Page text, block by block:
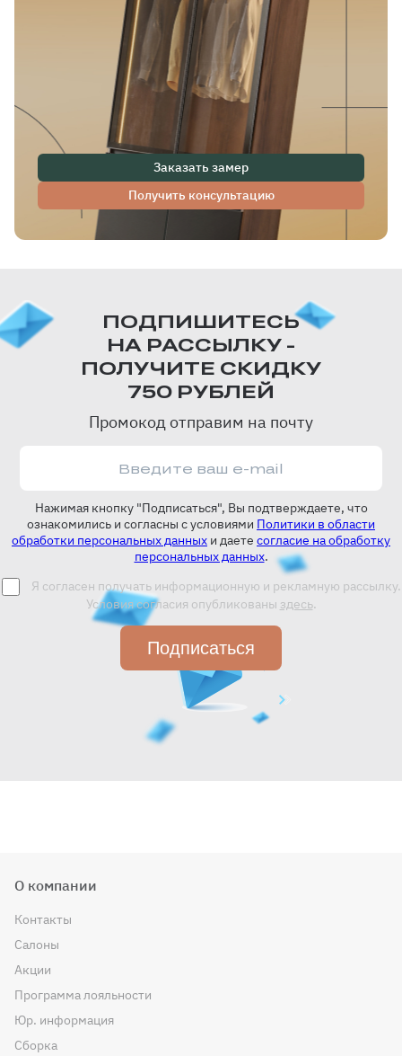
Заказать замер
Получить консультацию
ПОДПИШИТЕСЬ
НА РАССЫЛКУ -
ПОЛУЧИТЕ СКИДКУ
750 РУБЛЕЙ
Промокод отправим на почту
Нажимая кнопку "Подписаться", Вы подтверждаете, что
ознакомились и согласны с условиями Политики в области
обработки персональных данных и даете согласие на обработку
персональных данных.
Я согласен получать информационную и рекламную рассылку.
Условия согласия опубликованы здесь.
Подписаться
О компании
Контакты
Салоны
Акции
Программа лояльности
Юр. информация
Сборка